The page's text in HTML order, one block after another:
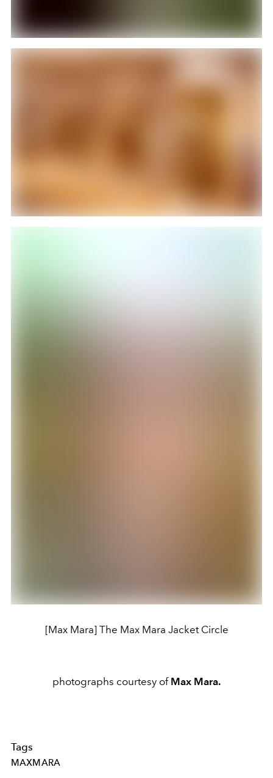
[Max Mara] The Max Mara Jacket Circle
photographs courtesy of Max Mara.
Tags
MAXMARA